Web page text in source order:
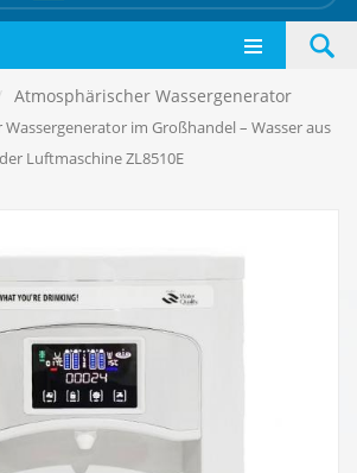
/ Atmosphärischer Wassergenerator
im Großhandel – Wasser aus
der Luftmaschine ZL8510E